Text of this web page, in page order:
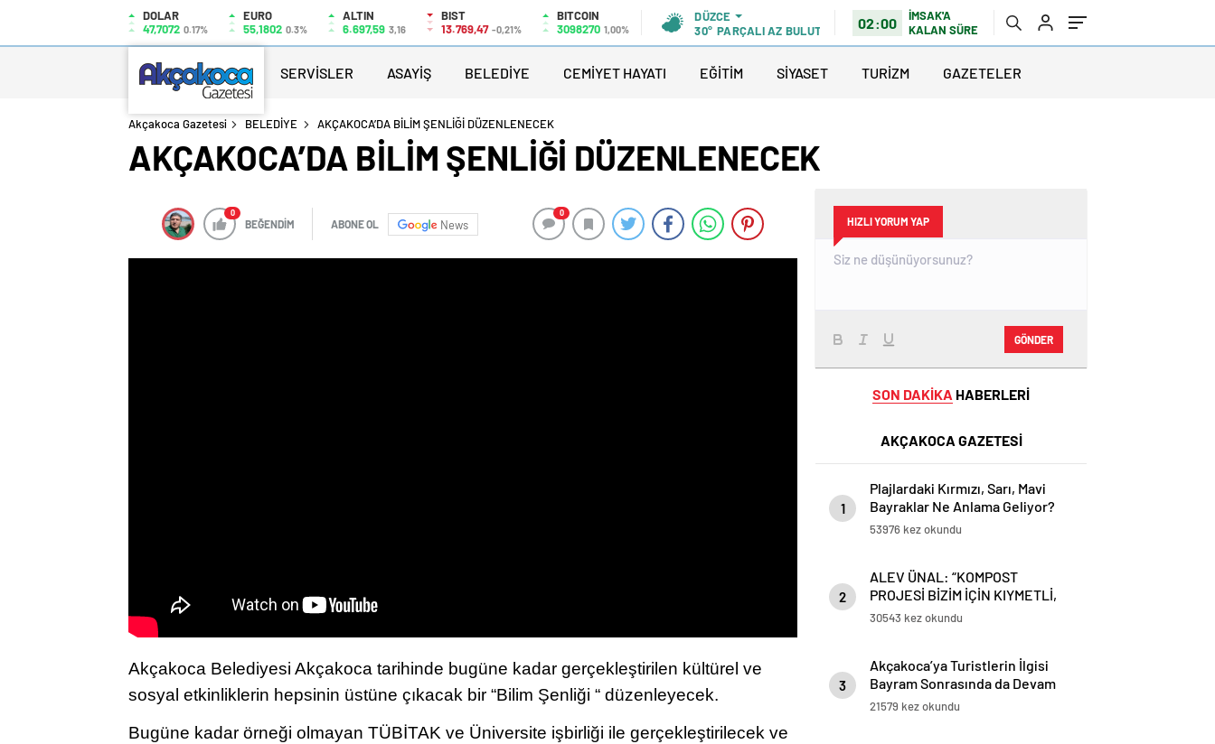
DOLAR
47,7072 0.17%
EURO
55,1802 0.3%
ALTIN
6.697,59 3,16
BIST
13.769,47 -0,21%
BITCOIN
3098270 1,00%
DÜZCE
30° PARÇALI AZ BULUTLU 02:00
İMSAK'A
KALAN SÜRE
SERVİSLER ASAYİŞ BELEDİYE CEMİYET HAYATI EĞİTİM SİYASET TURİZM GAZETELER
Akçakoca Gazetesi BELEDİYE AKÇAKOCA’DA BİLİM ŞENLİĞİ DÜZENLENECEK
AKÇAKOCA’DA BİLİM ŞENLİĞİ DÜZENLENECEK
0
BEĞENDİM ABONE OL News
0
Akçakoca Belediyesi Akçakoca tarihinde bugüne kadar gerçekleştirilen kültürel ve
sosyal etkinliklerin hepsinin üstüne çıkacak bir “Bilim Şenliği “ düzenleyecek.
Bugüne kadar örneği olmayan TÜBİTAK ve Üniversite işbirliği ile gerçekleştirilecek ve
HIZLI YORUM YAP
GÖNDER
SON DAKİKA HABERLERİ
AKÇAKOCA GAZETESİ
1
Plajlardaki Kırmızı, Sarı, Mavi
Bayraklar Ne Anlama Geliyor?
53976 kez okundu
2
ALEV ÜNAL: “KOMPOST
PROJESİ BİZİM İÇİN KIYMETLİ,
ÜRETİME GEÇECEĞİZ”
30543 kez okundu
3
Akçakoca’ya Turistlerin İlgisi
Bayram Sonrasında da Devam
Ediyor
21579 kez okundu